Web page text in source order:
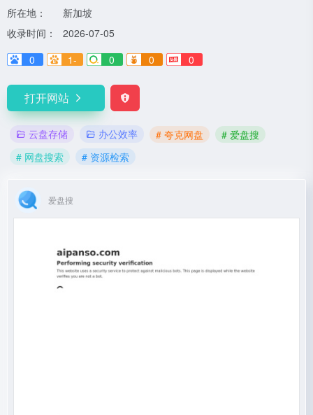
所在地：
新加坡
收录时间：
2026-07-05
0
1- 0 0 0
打开网站
云盘存储 办公效率 # 夸克网盘
# 爱盘搜
# 网盘搜索
# 资源检索
爱盘搜